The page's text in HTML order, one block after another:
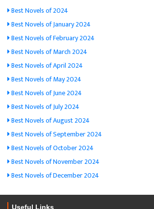
Best Novels of 2024
Best Novels of January 2024
Best Novels of February 2024
Best Novels of March 2024
Best Novels of April 2024
Best Novels of May 2024
Best Novels of June 2024
Best Novels of July 2024
Best Novels of August 2024
Best Novels of September 2024
Best Novels of October 2024
Best Novels of November 2024
Best Novels of December 2024
Useful Links